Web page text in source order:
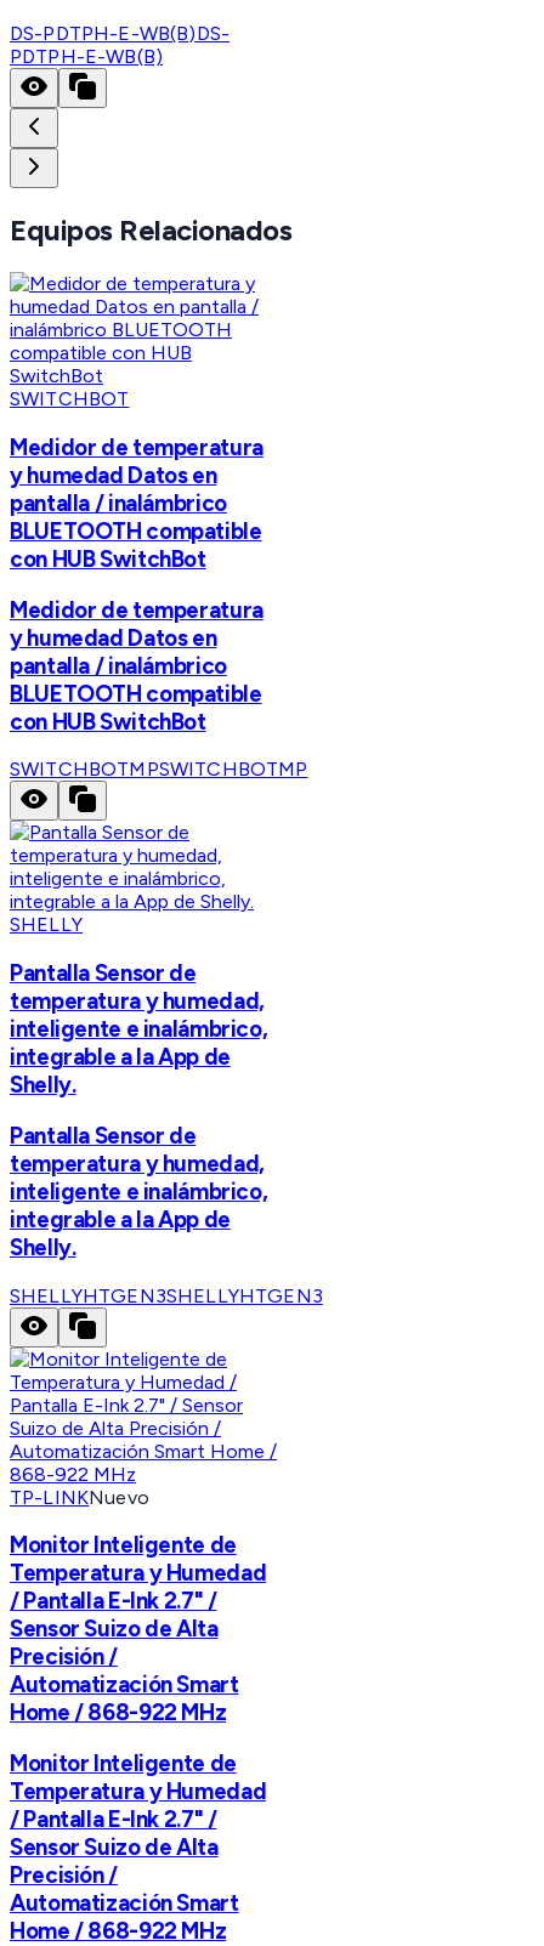
DS-PDTPH-E-WB(B)DS-
PDTPH-E-WB(B)
Equipos Relacionados
SWITCHBOT
Medidor de temperatura
y humedad Datos en
pantalla / inalámbrico
BLUETOOTH compatible
con HUB SwitchBot
Medidor de temperatura
y humedad Datos en
pantalla / inalámbrico
BLUETOOTH compatible
con HUB SwitchBot
SWITCHBOTMPSWITCHBOTMP
SHELLY
Pantalla Sensor de
temperatura y humedad,
inteligente e inalámbrico,
integrable a la App de
Shelly.
Pantalla Sensor de
temperatura y humedad,
inteligente e inalámbrico,
integrable a la App de
Shelly.
SHELLYHTGEN3SHELLYHTGEN3
TP-LINKNuevo
Monitor Inteligente de
Temperatura y Humedad
/ Pantalla E-Ink 2.7" /
Sensor Suizo de Alta
Precisión /
Automatización Smart
Home / 868-922 MHz
Monitor Inteligente de
Temperatura y Humedad
/ Pantalla E-Ink 2.7" /
Sensor Suizo de Alta
Precisión /
Automatización Smart
Home / 868-922 MHz